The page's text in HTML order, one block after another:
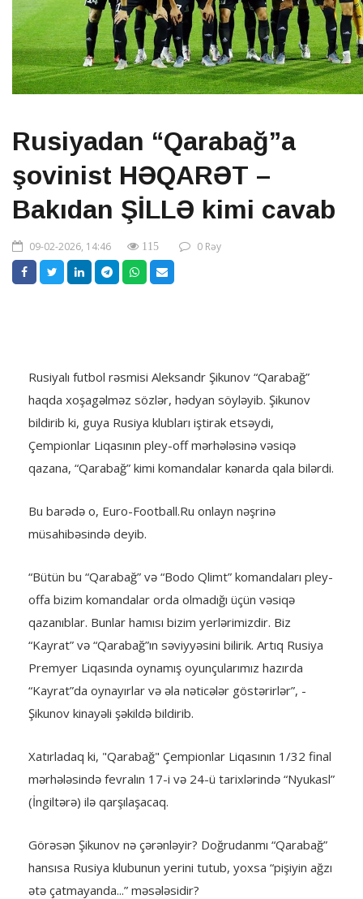
Rusiyadan “Qarabağ”a
şovinist HƏQARƏT –
Bakıdan ŞİLLƏ kimi cavab
09-02-2026, 14:46 115 0 Rəy
Rusiyalı futbol rəsmisi Aleksandr Şikunov “Qarabağ”
haqda xoşagəlməz sözlər, hədyan söyləyib. Şikunov
bildirib ki, guya Rusiya klubları iştirak etsəydi,
Çempionlar Liqasının pley-off mərhələsinə vəsiqə
qazana, “Qarabağ” kimi komandalar kənarda qala bilərdi.
Bu barədə o, Euro-Football.Ru onlayn nəşrinə
müsahibəsində deyib.
“Bütün bu “Qarabağ” və “Bodo Qlimt” komandaları pley-
offa bizim komandalar orda olmadığı üçün vəsiqə
qazanıblar. Bunlar hamısı bizim yerlərimizdir. Biz
“Kayrat” və “Qarabağ”ın səviyyəsini bilirik. Artıq Rusiya
Premyer Liqasında oynamış oyunçularımız hazırda
“Kayrat”da oynayırlar və əla nəticələr göstərirlər”, -
Şikunov kinayəli şəkildə bildirib.
Xatırladaq ki, "Qarabağ" Çempionlar Liqasının 1/32 final
mərhələsində fevralın 17-i və 24-ü tarixlərində “Nyukasl”
(İngiltərə) ilə qarşılaşacaq.
Görəsən Şikunov nə çərənləyir? Doğrudanmı “Qarabağ”
hansısa Rusiya klubunun yerini tutub, yoxsa “pişiyin ağzı
ətə çatmayanda...” məsələsidir?